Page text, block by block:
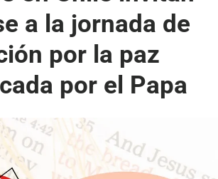
a la jornada de
por la paz
por el Papa